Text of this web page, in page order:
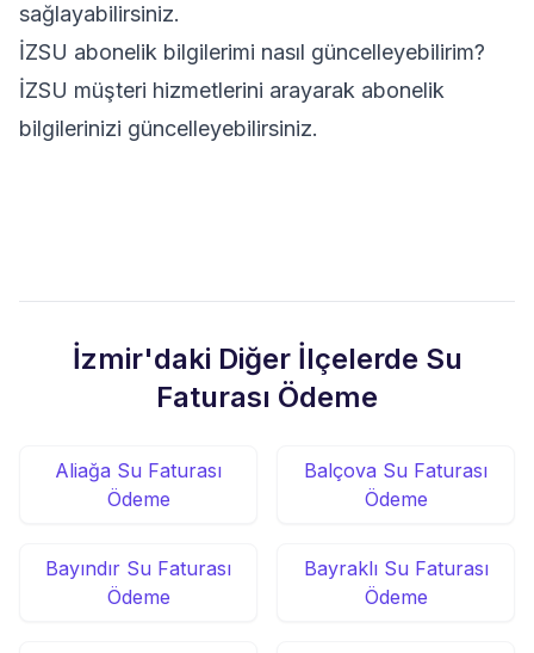
sağlayabilirsiniz.
İZSU abonelik bilgilerimi nasıl güncelleyebilirim?
İZSU müşteri hizmetlerini arayarak abonelik
bilgilerinizi güncelleyebilirsiniz.
İzmir'daki Diğer İlçelerde Su
Faturası Ödeme
Aliağa Su Faturası
Ödeme
Balçova Su Faturası
Ödeme
Bayındır Su Faturası
Ödeme
Bayraklı Su Faturası
Ödeme